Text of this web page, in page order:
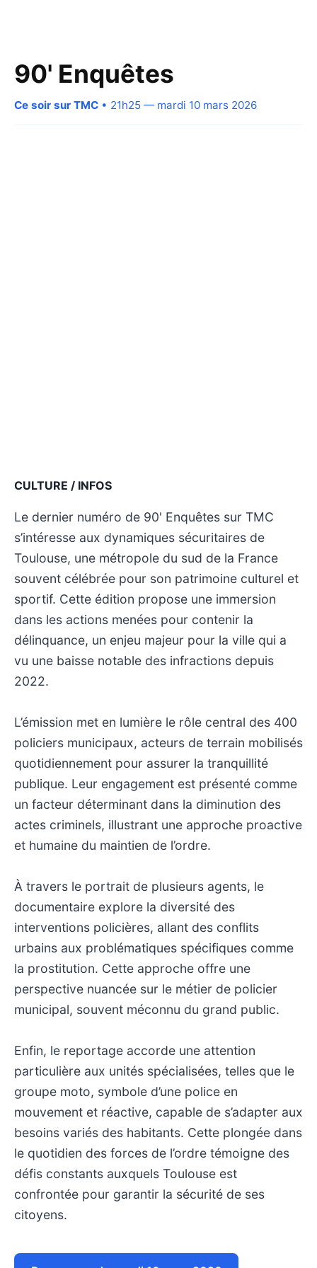
90' Enquêtes
Ce soir sur TMC • 21h25 — mardi 10 mars 2026
CULTURE / INFOS
Le dernier numéro de 90' Enquêtes sur TMC
s’intéresse aux dynamiques sécuritaires de
Toulouse, une métropole du sud de la France
souvent célébrée pour son patrimoine culturel et
sportif. Cette édition propose une immersion
dans les actions menées pour contenir la
délinquance, un enjeu majeur pour la ville qui a
vu une baisse notable des infractions depuis
2022.
L’émission met en lumière le rôle central des 400
policiers municipaux, acteurs de terrain mobilisés
quotidiennement pour assurer la tranquillité
publique. Leur engagement est présenté comme
un facteur déterminant dans la diminution des
actes criminels, illustrant une approche proactive
et humaine du maintien de l’ordre.
À travers le portrait de plusieurs agents, le
documentaire explore la diversité des
interventions policières, allant des conflits
urbains aux problématiques spécifiques comme
la prostitution. Cette approche offre une
perspective nuancée sur le métier de policier
municipal, souvent méconnu du grand public.
Enfin, le reportage accorde une attention
particulière aux unités spécialisées, telles que le
groupe moto, symbole d’une police en
mouvement et réactive, capable de s’adapter aux
besoins variés des habitants. Cette plongée dans
le quotidien des forces de l’ordre témoigne des
défis constants auxquels Toulouse est
confrontée pour garantir la sécurité de ses
citoyens.